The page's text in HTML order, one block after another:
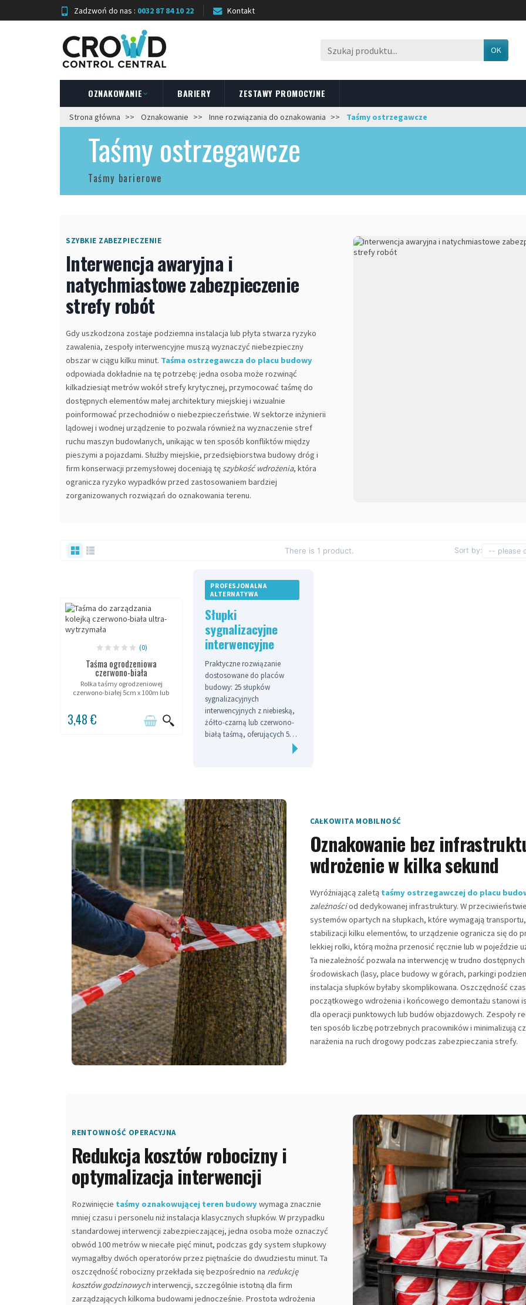
Zadzwoń do nas : 0032 87 84 10 22 Kontakt
OK
OZNAKOWANIE BARIERY ZESTAWY PROMOCYJNE
Strona główna Oznakowanie Inne rozwiązania do oznakowania Taśmy ostrzegawcze
Taśmy ostrzegawcze
Taśmy barierowe
SZYBKIE ZABEZPIECZENIE
Interwencja awaryjna i
natychmiastowe zabezpieczenie
strefy robót
Gdy uszkodzona zostaje podziemna instalacja lub płyta stwarza ryzyko
zawalenia, zespoły interwencyjne muszą wyznaczyć niebezpieczny
obszar w ciągu kilku minut. Taśma ostrzegawcza do placu budowy
odpowiada dokładnie na tę potrzebę: jedna osoba może rozwinąć
kilkadziesiąt metrów wokół strefy krytycznej, przymocować taśmę do
dostępnych elementów małej architektury miejskiej i wizualnie
poinformować przechodniów o niebezpieczeństwie. W sektorze inżynierii
lądowej i wodnej urządzenie to pozwala również na wyznaczenie stref
ruchu maszyn budowlanych, unikając w ten sposób konfliktów między
pieszymi a pojazdami. Służby miejskie, przedsiębiorstwa budowy dróg i
firm konserwacji przemysłowej doceniają tę szybkość wdrożenia, która
ogranicza ryzyko wypadków przed zastosowaniem bardziej
zorganizowanych rozwiązań do oznakowania terenu.
There is 1 product. Sort by: -- please
(0)
Taśma ogrodzeniowa
czerwono-biała
Rolka taśmy ogrodzeniowej
czerwono-białej 5cm x 100m lub
3,48 €
PROFESJONALNA
ALTERNATYWA
Słupki
sygnalizacyjne
interwencyjne
Praktyczne rozwiązanie
dostosowane do placów
budowy: 25 słupków
sygnalizacyjnych
interwencyjnych z niebieską,
żółto-czarną lub czerwono-
białą taśmą, oferujących 50
m oznakowania do Państwa
CAŁKOWITA MOBILNOŚĆ
Oznakowanie bez
wdrożenie w kilka sekund
Wyróżniającą zaletą taśmy ostrzegawczej do placu
zależnościod dedykowanej infrastruktury. W
systemów opartych na słupkach, które wymagają
stabilizacji kilku elementów, to urządzenie ogranicza się do
lekkiej rolki, którą można przenosić ręcznie lub w pojeździe
Ta niezależność pozwala na interwencję w trudno dostępnych
środowiskach (lasy, place budowy w górach, parkingi
instalacja słupków byłaby skomplikowana. Oszczędność
początkowego wdrożenia i końcowego demontażu stanowi
dla operacji punktowych lub budów objazdowych. Zespoły
ten sposób liczbę potrzebnych pracowników i minimalizują
narażenia na ruch drogowy podczas zabezpieczania strefy.
RENTOWNOŚĆ OPERACYJNA
Redukcja kosztów robocizny i
optymalizacja interwencji
Rozwinięcie taśmy oznakowującej teren budowywymaga znacznie
mniej czasu i personelu niż instalacja klasycznych słupków. W przypadku
standardowej interwencji zabezpieczającej, jedna osoba może oznaczyć
obwód 100 metrów w niecałe pięć minut, podczas gdy system słupkowy
wymagałby dwóch operatorów przez piętnaście do dwudziestu minut. Ta
oszczędność robocizny przekłada się bezpośrednio na redukcję
kosztów godzinowychinterwencji, szczególnie istotną dla firm
zarządzających kilkoma budowami jednocześnie. Prostota wdrożenia